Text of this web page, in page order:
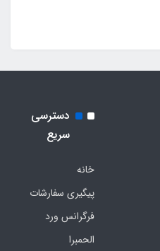
دسترسی
سریع
خانه
پیگیری سفارشات
فرگرانس ورد
الحمبرا